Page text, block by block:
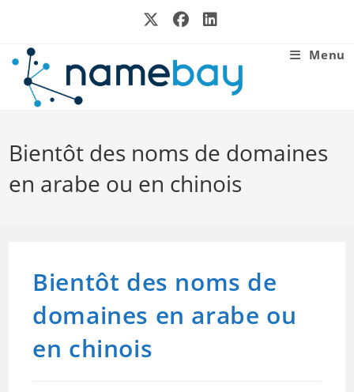
Menu
Bientôt des noms de domaines
en arabe ou en chinois
Bientôt des noms de
domaines en arabe ou
en chinois